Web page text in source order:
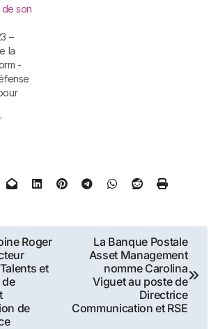
le
de
de son
la
-
dont
Roger
et
de
La Banque Postale
Asset Management
nomme Carolina
Viguet au poste de
Directrice
Communication et RSE